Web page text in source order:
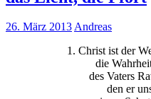
26. März 2013Andreas
1. Christ ist der
die
des Vaters
den er